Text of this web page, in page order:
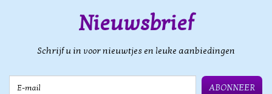
Nieuwsbrief
Schrijf u in voor nieuwtjes en leuke aanbiedingen
ABONNEER